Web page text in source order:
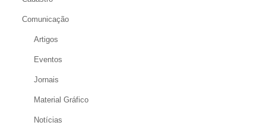
Comunicação
Artigos
Eventos
Jornais
Material Gráfico
Notícias